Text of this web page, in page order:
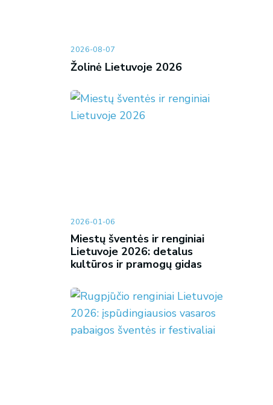
2026-08-07
Žolinė Lietuvoje 2026
2026-01-06
Miestų šventės ir renginiai
Lietuvoje 2026: detalus
kultūros ir pramogų gidas